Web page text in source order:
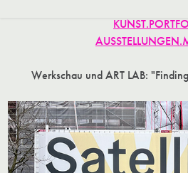
Werkschau und ART LAB: